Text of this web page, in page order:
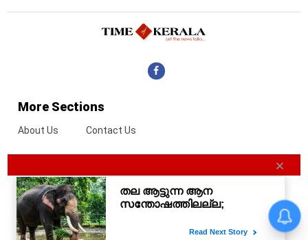
More Sections
About Us Contact Us